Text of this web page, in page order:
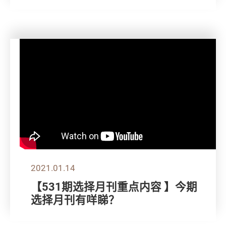
2021.01.14
【531期选择月刊重点内容 】今期
选择月刊有咩睇？